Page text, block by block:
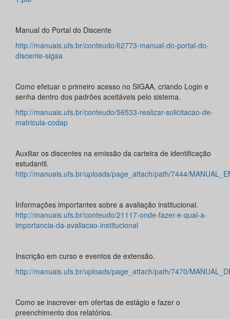
Manual do Portal do Discente
http://manuais.ufs.br/conteudo/62773-manual-do-portal-do-
discente-sigaa
Como efetuar o primeiro acesso no SIGAA, criando Login e
senha dentro dos padrões aceitáveis pelo sistema.
http://manuais.ufs.br/conteudo/56533-realizar-solicitacao-de-
matricula-codap
Auxiliar os discentes na emissão da carteira de identificação
estudantil.
http://manuais.ufs.br/uploads/page_attach/path/7444/
Informações importantes sobre a avaliação institucional.
http://manuais.ufs.br/conteudo/21117-onde-fazer-e-qual-a-
importancia-da-avaliacao-institucional
Inscrição em curso e eventos de extensão.
http://manuais.ufs.br/uploads/page_attach/path/7470/
Como se inscrever em ofertas de estágio e fazer o
preenchimento dos relatórios.